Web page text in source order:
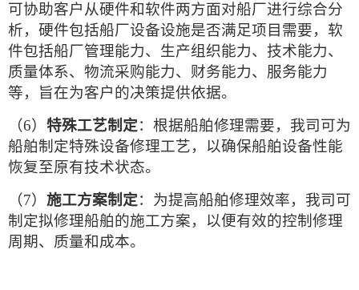
可协助客户从硬件和软件两方面对船厂进行综合分
析，硬件包括船厂设备设施是否满足项目需要，软
件包括船厂管理能力、生产组织能力、技术能力、
质量体系、物流采购能力、财务能力、服务能力
等，旨在为客户的决策提供依据。
（6） 特殊工艺制定：根据船舶修理需要，我司可为
船舶制定特殊设备修理工艺，以确保船舶设备性能
恢复至原有技术状态。
（7） 施工方案制定：为提高船舶修理效率，我司可
制定拟修理船舶的施工方案，以便有效的控制修理
周期、质量和成本。